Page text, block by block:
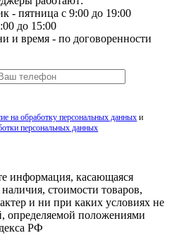
- пятница с 9:00 до 19:00
до 15:00
и время - по договоренности
на обработку персональных данных и
персональных данных
информация, касающаяся
стоимости товаров,
и ни при каких условиях не
определяемой положениями
РФ